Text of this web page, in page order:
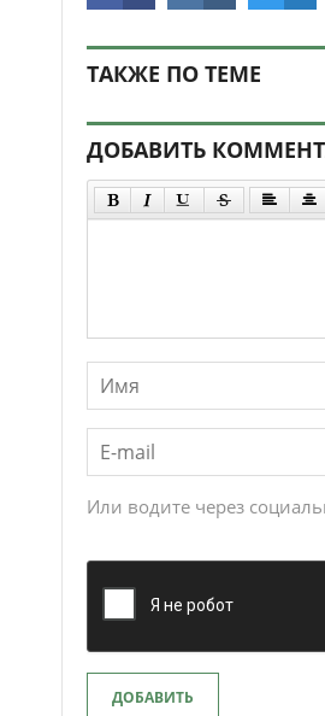
ТАКЖЕ ПО ТЕМЕ
ДОБАВИТЬ
Или водите через
ДОБАВИТЬ